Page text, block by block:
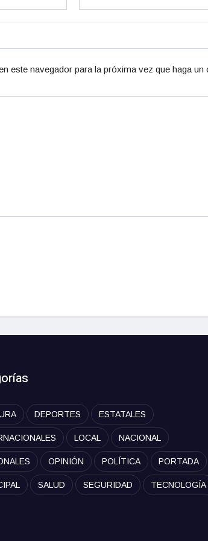
este navegador para la próxima vez que haga un
DEPORTES ESTATALES
LOCAL NACIONAL
OPINIÓN POLÍTICA PORTADA
SALUD SEGURIDAD TECNOLOGÍA